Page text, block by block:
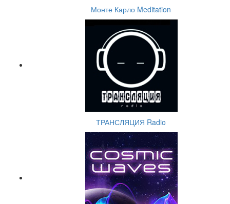
Монте Карло Meditation
ТРАНСЛЯЦИЯ Radio